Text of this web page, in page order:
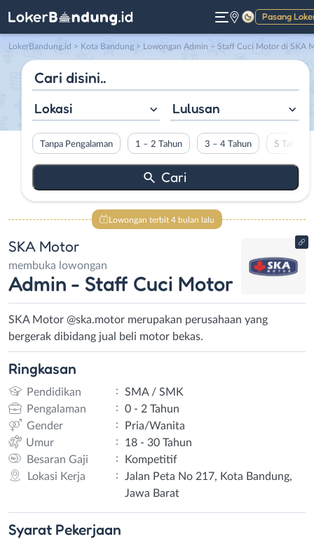
Pasang
Gelap
LokerBandung.id > Kota Bandung > Lowongan Admin – Staff Cuci Motor di SKA
Lokasi Lulusan
Tanpa Pengalaman 1 – 2 Tahun 3 – 4 Tahun 5 Tahun
Lowongan terbit 4 bulan lalu
SKA Motor
membuka lowongan
Admin - Staff Cuci Motor
SKA Motor @ska.motor merupakan perusahaan yang
bergerak dibidang jual beli motor bekas.
Ringkasan
Pendidikan :
SMA / SMK
Pengalaman
:
0 - 2 Tahun
Gender
:
Pria/Wanita
Umur
:
18 - 30 Tahun
Besaran Gaji
:
Kompetitif
Lokasi Kerja
:
Jalan Peta No 217, Kota Bandung,
Jawa Barat
Syarat Pekerjaan